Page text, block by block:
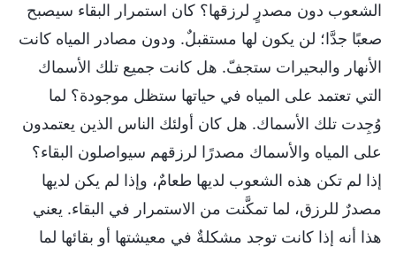
الشعوب دون مصدرٍ لرزقها؟ كان استمرار البقاء سيصبح
صعبًا جدَّا؛ لن يكون لها مستقبلٌ. ودون مصادر المياه كانت
الأنهار والبحيرات ستجفّ. هل كانت جميع تلك الأسماك
التي تعتمد على المياه في حياتها ستظل موجودة؟ لما
وُجِدت تلك الأسماك. هل كان أولئك الناس الذين يعتمدون
على المياه والأسماك مصدرًا لرزقهم سيواصلون البقاء؟
إذا لم تكن هذه الشعوب لديها طعامٌ، وإذا لم يكن لديها
مصدرٌ للرزق، لما تمكَّنت من الاستمرار في البقاء. يعني
هذا أنه إذا كانت توجد مشكلةٌ في معيشتها أو بقائها لما